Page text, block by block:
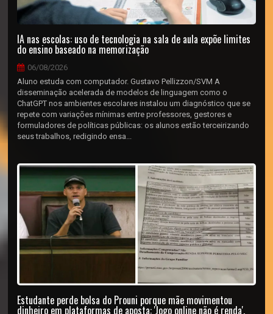
IA nas escolas: uso de tecnologia na sala de aula expõe limites
do ensino baseado na memorização
06/08/2026
Aluno estuda com computador. Gustavo Pellizzon/SVM A
disseminação acelerada de modelos de linguagem como o
ChatGPT nos ambientes escolares instalou um diagnóstico que se
repete com variações mínimas entre professores, gestores e
formuladores de políticas públicas: os alunos estão terceirizando
seus trabalhos, redigindo ensa...
Estudante perde bolsa do Prouni porque mãe movimentou
dinheiro em plataformas de aposta: 'Jogo online não é renda',